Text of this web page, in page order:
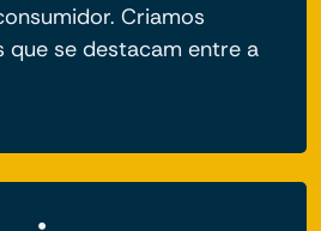
Criamos
que se destacam entre a